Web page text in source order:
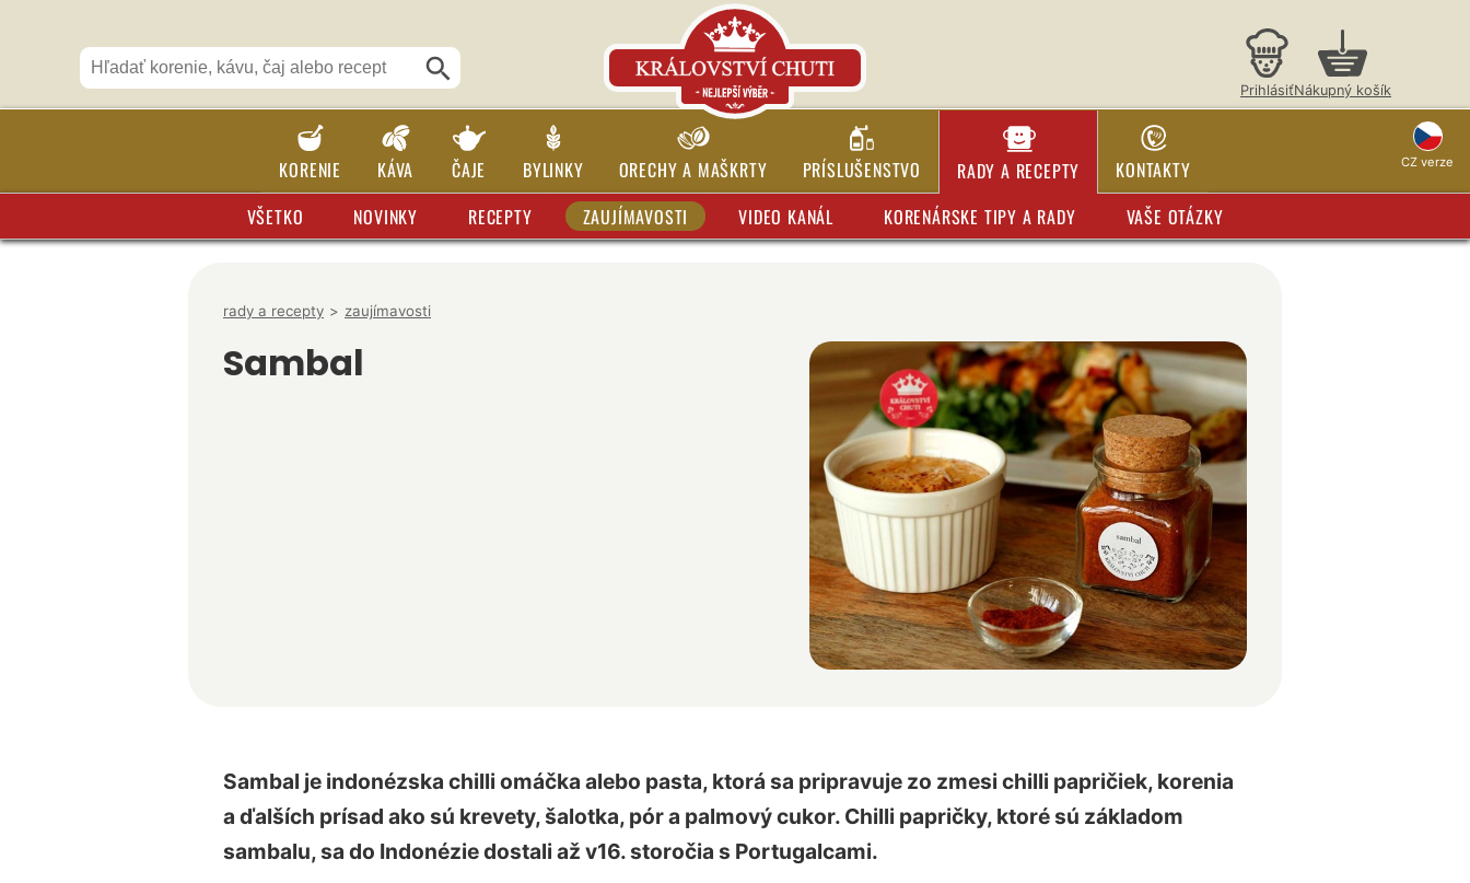
PrihlásiťNákupný košík
KORENIE KÁVA ČAJE BYLINKY ORECHY A MAŠKRTY PRÍSLUŠENSTVO RADY A RECEPTY KONTAKTY CZ verze
VŠETKO NOVINKY RECEPTY ZAUJÍMAVOSTI VIDEO KANÁL KORENÁRSKE TIPY A RADY VAŠE OTÁZKY
rady a recepty > zaujímavosti
Sambal
Sambal je indonézska chilli omáčka alebo pasta, ktorá sa pripravuje zo zmesi chilli papričiek, korenia
a ďalších prísad ako sú krevety, šalotka, pór a palmový cukor. Chilli papričky, ktoré sú základom
sambalu, sa do Indonézie dostali až v16. storočia s Portugalcami.